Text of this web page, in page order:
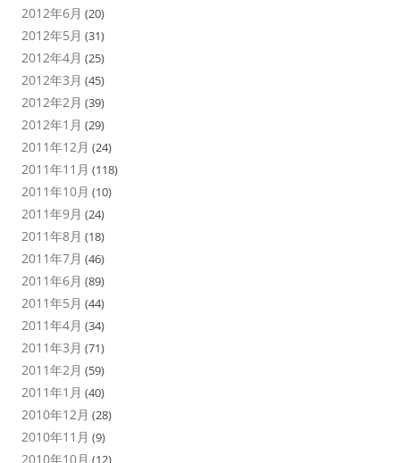
2012年6月 (20)
2012年5月 (31)
2012年4月 (25)
2012年3月 (45)
2012年2月 (39)
2012年1月 (29)
2011年12月 (24)
2011年11月 (118)
2011年10月 (10)
2011年9月 (24)
2011年8月 (18)
2011年7月 (46)
2011年6月 (89)
2011年5月 (44)
2011年4月 (34)
2011年3月 (71)
2011年2月 (59)
2011年1月 (40)
2010年12月 (28)
2010年11月 (9)
2010年10月 (12)